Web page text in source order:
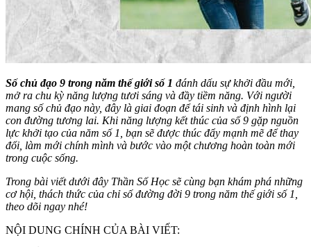
Số chủ đạo 9 trong năm thế giới số 1 đánh dấu sự khởi đầu mới,
mở ra chu kỳ năng lượng tươi sáng và đầy tiềm năng. Với người
mang số chủ đạo này, đây là giai đoạn để tái sinh và định hình lại
con đường tương lai. Khi năng lượng kết thúc của số 9 gặp nguồn
lực khởi tạo của năm số 1, bạn sẽ được thúc đẩy mạnh mẽ để thay
đổi, làm mới chính mình và bước vào một chương hoàn toàn mới
trong cuộc sống.
Trong bài viết dưới đây Thần Số Học sẽ cùng bạn khám phá những
cơ hội, thách thức của chỉ số đường đời 9 trong năm thế giới số 1,
theo dõi ngay nhé!
NỘI DUNG CHÍNH CỦA BÀI VIẾT: